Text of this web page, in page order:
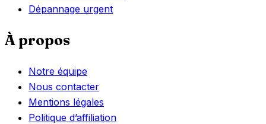
Dépannage urgent
À propos
Notre équipe
Nous contacter
Mentions légales
Politique d’affiliation